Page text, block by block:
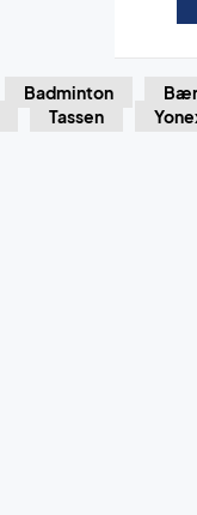
Badminton
Tassen